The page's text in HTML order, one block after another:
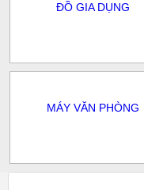
ĐỒ GIA DỤNG
MÁY VĂN PHÒNG